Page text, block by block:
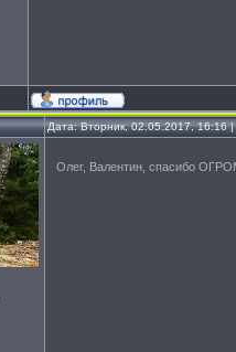
Дата: Вторник, 02.05.2017, 16:16
Олег, Валентин, спасибо